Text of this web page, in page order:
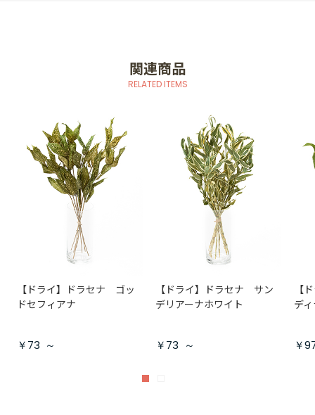
関連商品
RELATED ITEMS
【ドライ】ドラセナ ゴッ
ドセフィアナ
￥73 ～
【ドライ】ドラセナ サン
デリアーナホワイト
￥73 ～
【
デ
￥